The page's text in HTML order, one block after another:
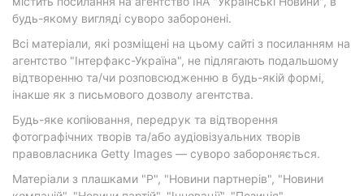
будь-якому вигляді суворо заборонені.
Всі матеріали, які розміщені на цьому сайті з посиланням на
агентство "Інтерфакс-Україна", не підлягають подальшому
відтворенню та/чи розповсюдженню в будь-якій формі,
інакше як з письмового дозволу агентства.
Будь-яке копіювання, передрук та відтворення
фотографічних творів та/або аудіовізуальних творів
правовласника Getty Images — суворо забороняється.
Матеріали з плашками "Р", "Новини партнерів", "Новини